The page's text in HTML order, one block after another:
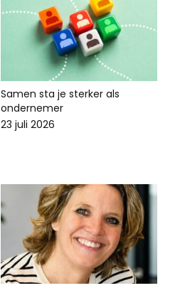
Samen sta je sterker als
ondernemer
23 juli 2026